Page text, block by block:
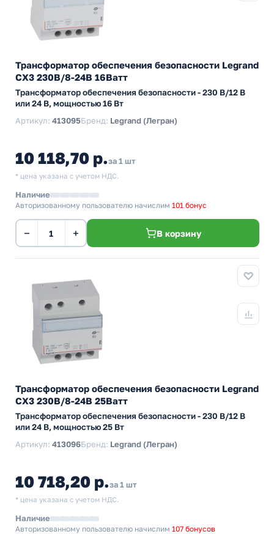
Трансформатор обеспечения безопасности Legrand
CX3 230В/8-24В 16Ватт
Трансформатор обеспечения безопасности - 230 В/12 В
или 24 В, мощностью 16 Вт
Артикул: 413095Бренд: Legrand (Легран)
10 118,70 р.за 1 шт
* цена указана с учетом НДС.
Наличие
Авторизованному пользователю начислим 101 бонус
− + В корзину
Трансформатор обеспечения безопасности Legrand
CX3 230В/8-24В 25Ватт
Трансформатор обеспечения безопасности - 230 В/12 В
или 24 В, мощностью 25 Вт
Артикул: 413096Бренд: Legrand (Легран)
10 718,20 р.за 1 шт
* цена указана с учетом НДС.
Наличие
Авторизованному пользователю начислим 107 бонусов